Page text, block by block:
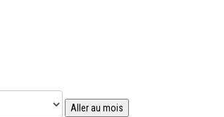
Aller au mois